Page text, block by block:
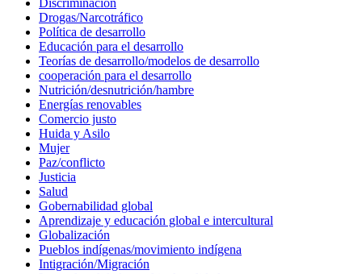
Discriminación
Drogas/Narcotráfico
Política de desarrollo
Educación para el desarrollo
Teorías de desarrollo/modelos de desarrollo
cooperación para el desarrollo
Nutrición/desnutrición/hambre
Energías renovables
Comercio justo
Huida y Asilo
Mujer
Paz/conflicto
Justicia
Salud
Gobernabilidad global
Aprendizaje y educación global e intercultural
Globalización
Pueblos indígenas/movimiento indígena
Intigración/Migración